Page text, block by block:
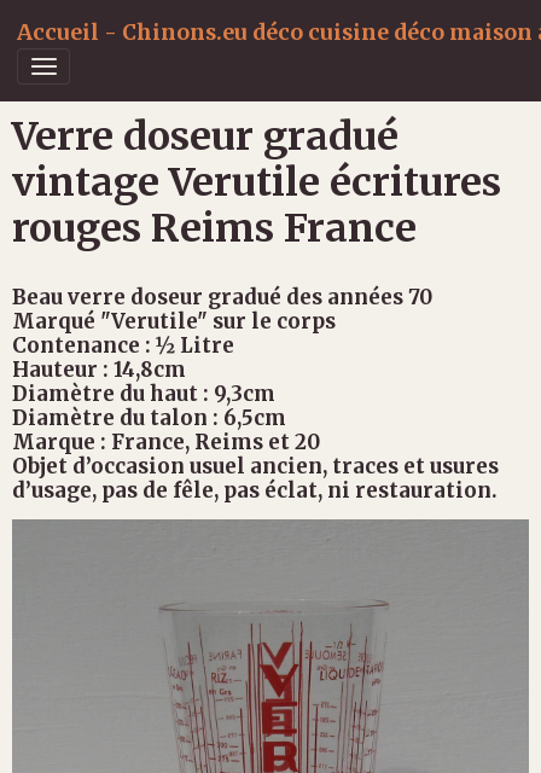
Accueil - Chinons.eu déco cuisine déco
Verre doseur gradué
vintage Verutile écritures
rouges Reims France
Beau verre doseur gradué des années 70
Marqué "Verutile" sur le corps
Contenance : ½ Litre
Hauteur : 14,8cm
Diamètre du haut : 9,3cm
Diamètre du talon : 6,5cm
Marque : France, Reims et 20
Objet d’occasion usuel ancien, traces et usures
d’usage, pas de fêle, pas éclat, ni restauration.